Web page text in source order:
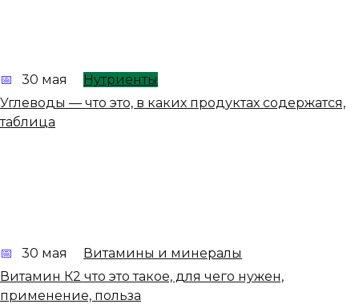
30 мая
Нутриенты
Углеводы — что это, в каких продуктах содержатся,
таблица
30 мая
Витамины и минералы
Витамин К2 что это такое, для чего нужен,
применение, польза